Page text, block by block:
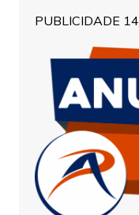
PUBLICIDADE 14